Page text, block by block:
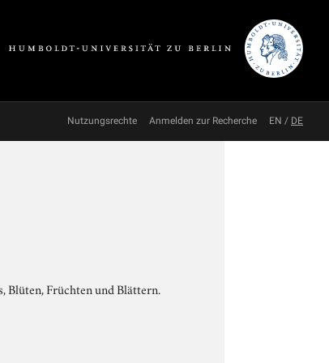
Nutzungsrechte Anmelden zur Recherche EN / DE
Blüten, Früchten und Blättern.